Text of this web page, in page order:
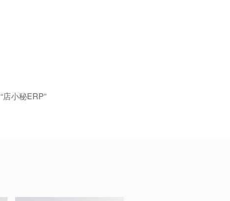
店小秘ERP”